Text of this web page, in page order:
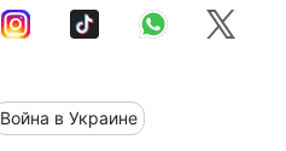
Война в Украине